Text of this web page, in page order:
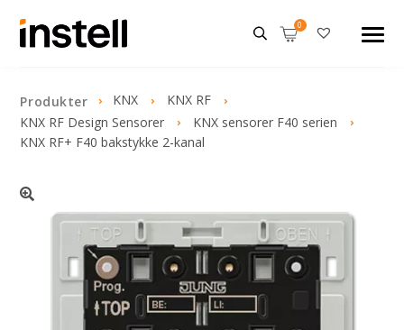
Produkter KNX
KNX RF
KNX RF Design Sensorer
KNX sensorer F40 serien
KNX RF+ F40 bakstykke 2-kanal